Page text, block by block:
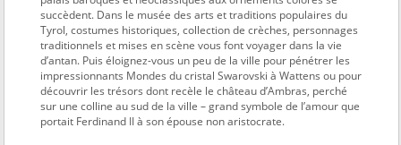
succèdent. Dans le musée des arts et traditions populaires du
Tyrol, costumes historiques, collection de crèches, personnages
traditionnels et mises en scène vous font voyager dans la vie
d’antan. Puis éloignez-vous un peu de la ville pour pénétrer les
impressionnants Mondes du cristal Swarovski à Wattens ou pour
découvrir les trésors dont recèle le château d’Ambras, perché
sur une colline au sud de la ville – grand symbole de l’amour que
portait Ferdinand II à son épouse non aristocrate.